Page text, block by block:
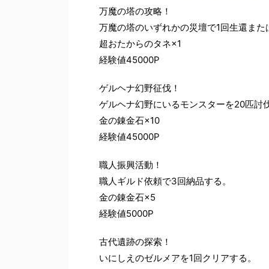
万魔の塔の攻略！
万魔の塔のいずれかの災壇で1回生還また
超おたからのタネ×1
経験値45000P
ゲルヘナ幻野征伐！
ゲルヘナ幻野にいるモンスターを20匹討
金の錬金石×10
経験値45000P
職人振興活動！
職人ギルド依頼で3回納品する。
金の錬金石×5
経験値5000P
古代遺跡の探索！
いにしえのゼルメアを1回クリアする。